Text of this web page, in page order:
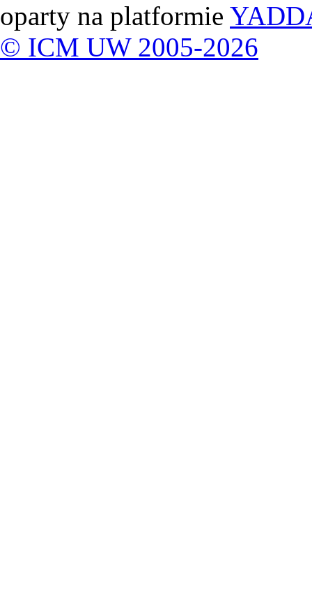
oparty na platformie
© ICM UW 2005-2026